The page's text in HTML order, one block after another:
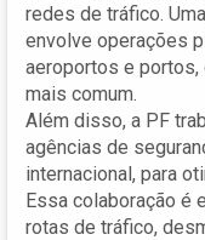
redes de tráfico.
envolve operações
aeroportos e portos,
mais comum.
Além disso, a PF
agências de
internacional, para
Essa colaboração é
rotas de tráfico,